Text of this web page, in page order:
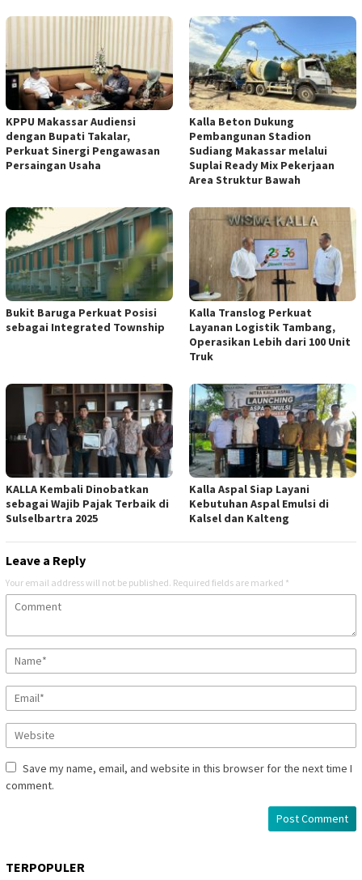
KPPU Makassar Audiensi
dengan Bupati Takalar,
Perkuat Sinergi Pengawasan
Persaingan Usaha
Kalla Beton Dukung
Pembangunan Stadion
Sudiang Makassar melalui
Suplai Ready Mix Pekerjaan
Area Struktur Bawah
Bukit Baruga Perkuat Posisi
sebagai Integrated Township
Kalla Translog Perkuat
Layanan Logistik Tambang,
Operasikan Lebih dari 100 Unit
Truk
KALLA Kembali Dinobatkan
sebagai Wajib Pajak Terbaik di
Sulselbartra 2025
Kalla Aspal Siap Layani
Kebutuhan Aspal Emulsi di
Kalsel dan Kalteng
Leave a Reply
Your email address will not be published. Required fields are marked *
Save my name, email, and website in this browser for the next time I
comment.
TERPOPULER